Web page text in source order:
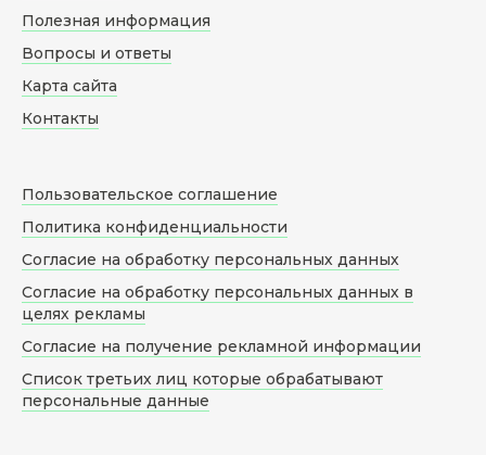
Полезная информация
Вопросы и ответы
Карта сайта
Контакты
Пользовательское соглашение
Политика конфиденциальности
Согласие на обработку персональных данных
Согласие на обработку персональных данных в
целях рекламы
Согласие на получение рекламной информации
Список третьих лиц которые обрабатывают
персональные данные